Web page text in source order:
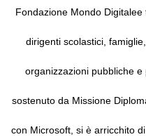
Fondazione Mondo Digitalee
dirigenti scolastici,
organizzazioni pubbliche e
sostenuto da Missione
con Microsoft, si è arricchito